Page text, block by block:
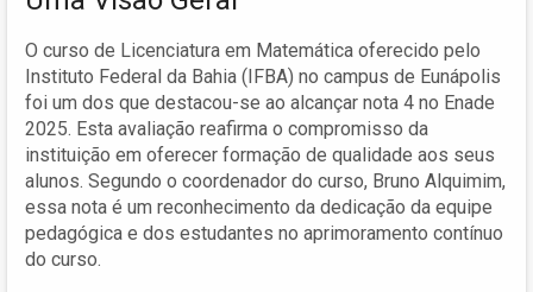
O curso de Licenciatura em Matemática oferecido pelo
Instituto Federal da Bahia (IFBA) no campus de Eunápolis
foi um dos que destacou-se ao alcançar nota 4 no Enade
2025. Esta avaliação reafirma o compromisso da
instituição em oferecer formação de qualidade aos seus
alunos. Segundo o coordenador do curso, Bruno Alquimim,
essa nota é um reconhecimento da dedicação da equipe
pedagógica e dos estudantes no aprimoramento contínuo
do curso.